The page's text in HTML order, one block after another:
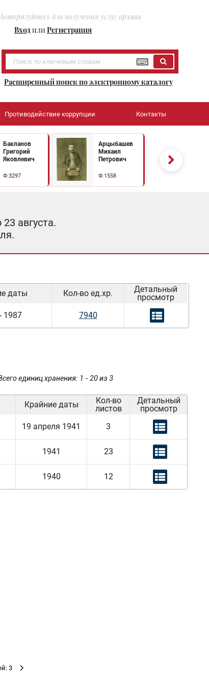
для получения услуг архива
ВходилиРегистрация
Расширенный поиск по электронному каталогу
Противодействие коррупции Контакты
Бакланов
Григорий
Яковлевич
Ф.3297
Арцыбашев
Михаил
Петрович
Ф.1558
августа.
даты Кол-во ед.хр.
Детальный
просмотр
1987 7940
единиц хранения: 1 - 20 из 3
Крайние даты
Кол-во
листов
Детальный
просмотр
19 апреля 1941 3
1941 23
1940 12
3